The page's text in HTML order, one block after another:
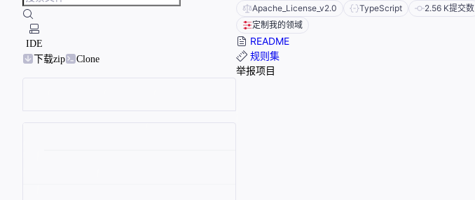
IDE
下载zip
Clone
Apache_License_v2.0 TypeScript 2.56 K提交数
定制我的领域
README
规则集
举报项目